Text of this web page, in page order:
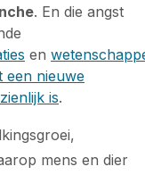
. En die angst
en
een nieuwe
is.
mens en dier